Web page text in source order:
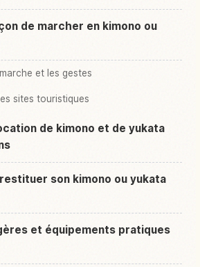
de marcher en kimono ou
et les gestes
sites touristiques
de kimono et de yukata
son kimono ou yukata
et équipements pratiques